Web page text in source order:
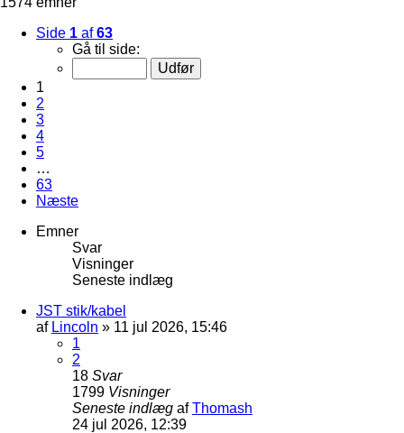
Side 1 af63
Gå til side:
1
2
3
4
5
…
63
Næste
Emner
Svar
Visninger
Seneste indlæg
JST stik/kabel
af Lincoln » 11 jul 2026, 15:46
1
2
18 Svar
1799 Visninger
Seneste indlæg afThomash
24 jul 2026, 12:39